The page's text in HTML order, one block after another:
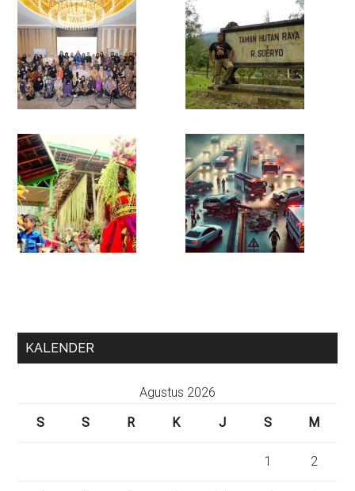
KALENDER
Agustus 2026
S
S R K J S M
1 2